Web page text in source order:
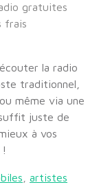
gratuites
frais
la radio
traditionnel,
même via une
juste de
à vos
artistes